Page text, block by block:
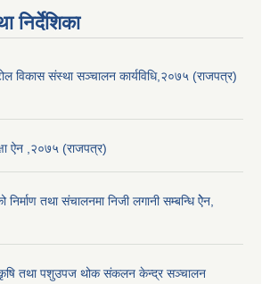
निर्देशिका
विकास संस्था सञ्चालन कार्यविधि,२०७५ (राजपत्र)
ऐन ,२०७५ (राजपत्र)
निर्माण तथा स‌ंचालनमा निजी लगानी सम्बन्धि ऐेन,
कृषि तथा पशुउपज थोक संकलन केन्द्र सञ्चालन